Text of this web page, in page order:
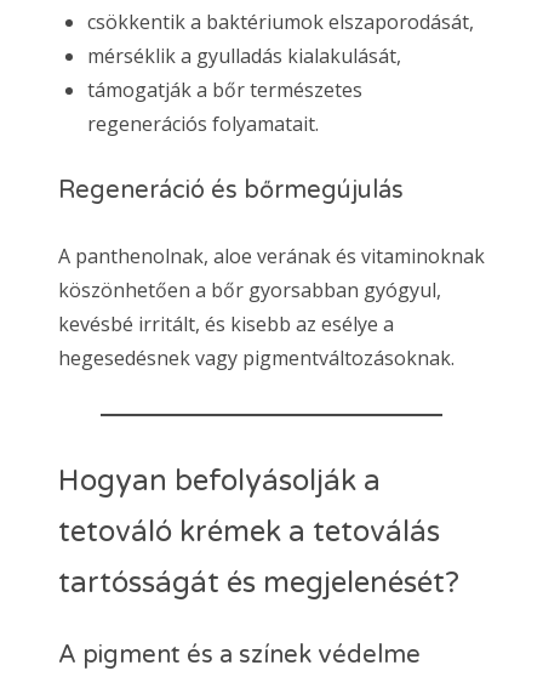
csökkentik a baktériumok elszaporodását,
mérséklik a gyulladás kialakulását,
támogatják a bőr természetes
regenerációs folyamatait.
Regeneráció és bőrmegújulás
A panthenolnak, aloe verának és vitaminoknak
köszönhetően a bőr gyorsabban gyógyul,
kevésbé irritált, és kisebb az esélye a
hegesedésnek vagy pigmentváltozásoknak.
Hogyan befolyásolják a
tetováló krémek a tetoválás
tartósságát és megjelenését?
A pigment és a színek védelme